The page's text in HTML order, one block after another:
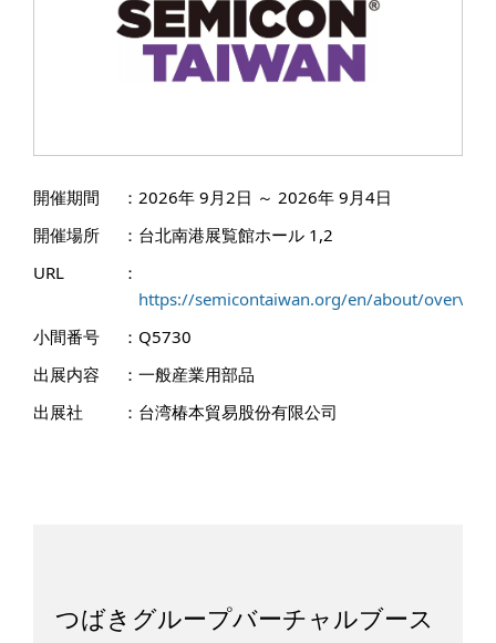
開催期間 ： 2026年 9月2日 ～ 2026年 9月4日
開催場所
： 台北南港展覧館ホール 1,2
URL
：
https://semicontaiwan.org/en/about/overview
小間番号
： Q5730
出展内容
： 一般産業用部品
出展社
： 台湾椿本貿易股份有限公司
つばきグループバーチャルブース